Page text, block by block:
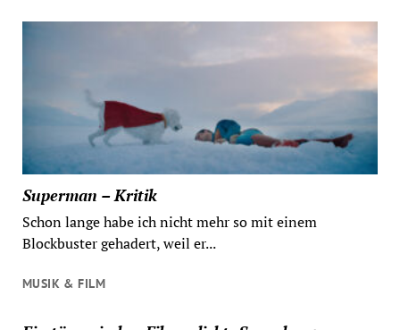
Superman – Kritik
Schon lange habe ich nicht mehr so mit einem
Blockbuster gehadert, weil er...
MUSIK & FILM